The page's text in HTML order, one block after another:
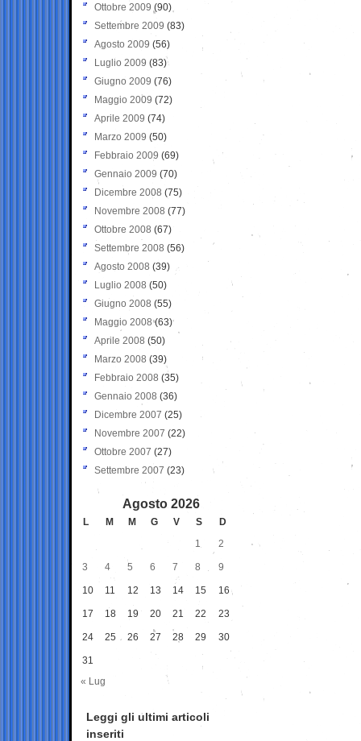
Ottobre 2009 (90)
Settembre 2009 (83)
Agosto 2009 (56)
Luglio 2009 (83)
Giugno 2009 (76)
Maggio 2009 (72)
Aprile 2009 (74)
Marzo 2009 (50)
Febbraio 2009 (69)
Gennaio 2009 (70)
Dicembre 2008 (75)
Novembre 2008 (77)
Ottobre 2008 (67)
Settembre 2008 (56)
Agosto 2008 (39)
Luglio 2008 (50)
Giugno 2008 (55)
Maggio 2008(63)
Aprile 2008 (50)
Marzo 2008 (39)
Febbraio 2008 (35)
Gennaio 2008 (36)
Dicembre 2007 (25)
Novembre 2007 (22)
Ottobre 2007 (27)
Settembre 2007 (23)
Agosto 2026
L M M G V S
D
1
2
3 4 5 6 7 8 9
10 11 12 13 14 15 16
17 18 19 20 21 22 23
24 25 26 27 28 29 30
31
« Lug
Leggi gli ultimi articoli
inseriti